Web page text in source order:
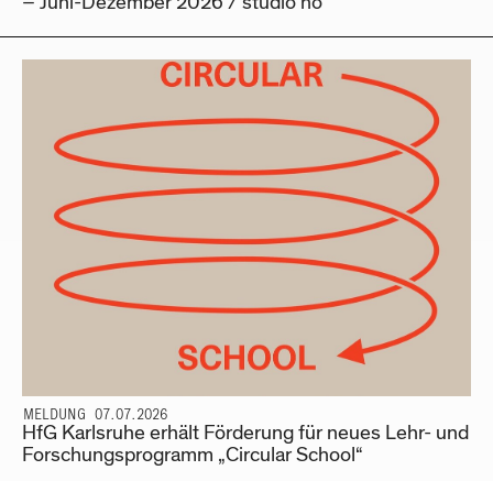
MELDUNG 07.07.2026
HfG Karlsruhe erhält Förderung für neues Lehr- und
Forschungsprogramm „Circular School“